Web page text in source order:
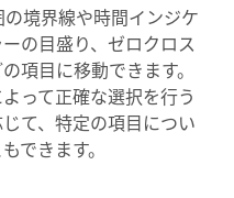
境界線や時間インジケ
の目盛り、ゼロクロス
項目に移動できます。
って正確な選択を行う
て、特定の項目につい
できます。